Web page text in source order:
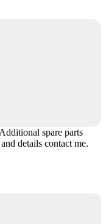
spare parts
details contact me.